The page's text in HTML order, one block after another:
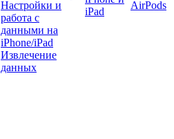
Настройки и
работа с
данными на
iPhone/iPad
Извлечение
данных
iPad
AirPods